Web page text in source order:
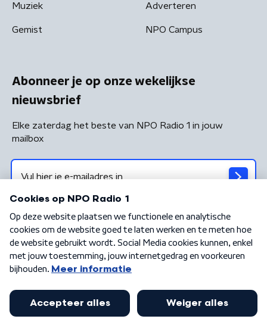
Muziek
Gemist
Adverteren
NPO Campus
Abonneer je op onze wekelijkse
nieuwsbrief
Elke zaterdag het beste van NPO Radio 1 in jouw
mailbox
Algemene voorwaarden